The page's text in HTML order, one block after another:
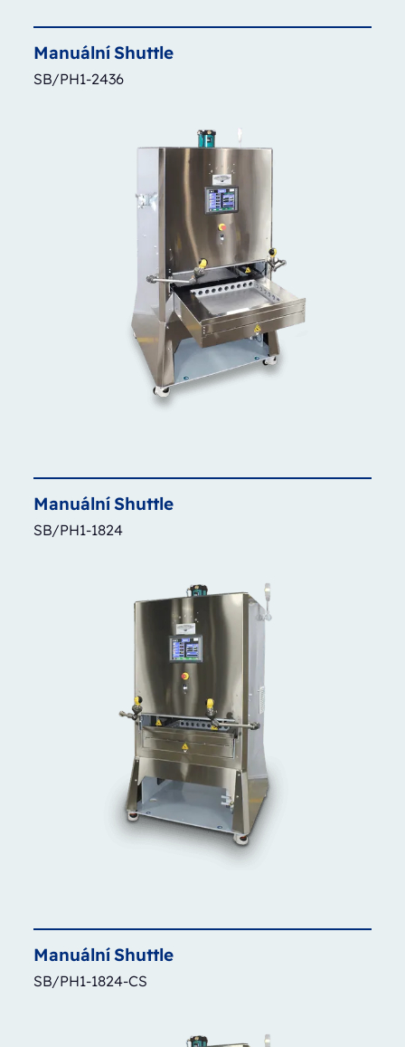
ManuálníShuttle
SB/PH1-2436
ManuálníShuttle
SB/PH1-1824
ManuálníShuttle
SB/PH1-1824-CS